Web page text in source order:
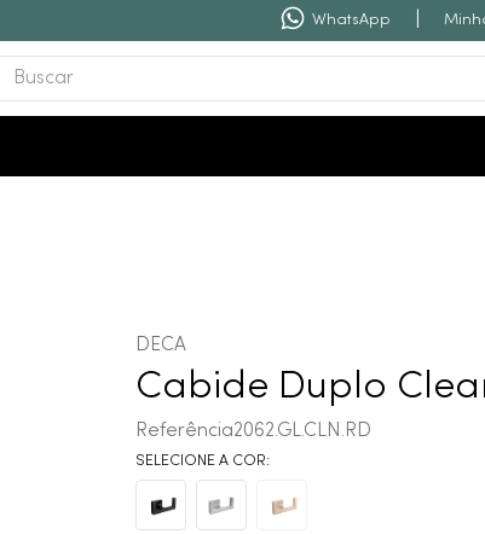
WhatsApp
Buscar
DECA
Cabide Duplo
Referência2062.GL.CLN.RD
cobre escovado